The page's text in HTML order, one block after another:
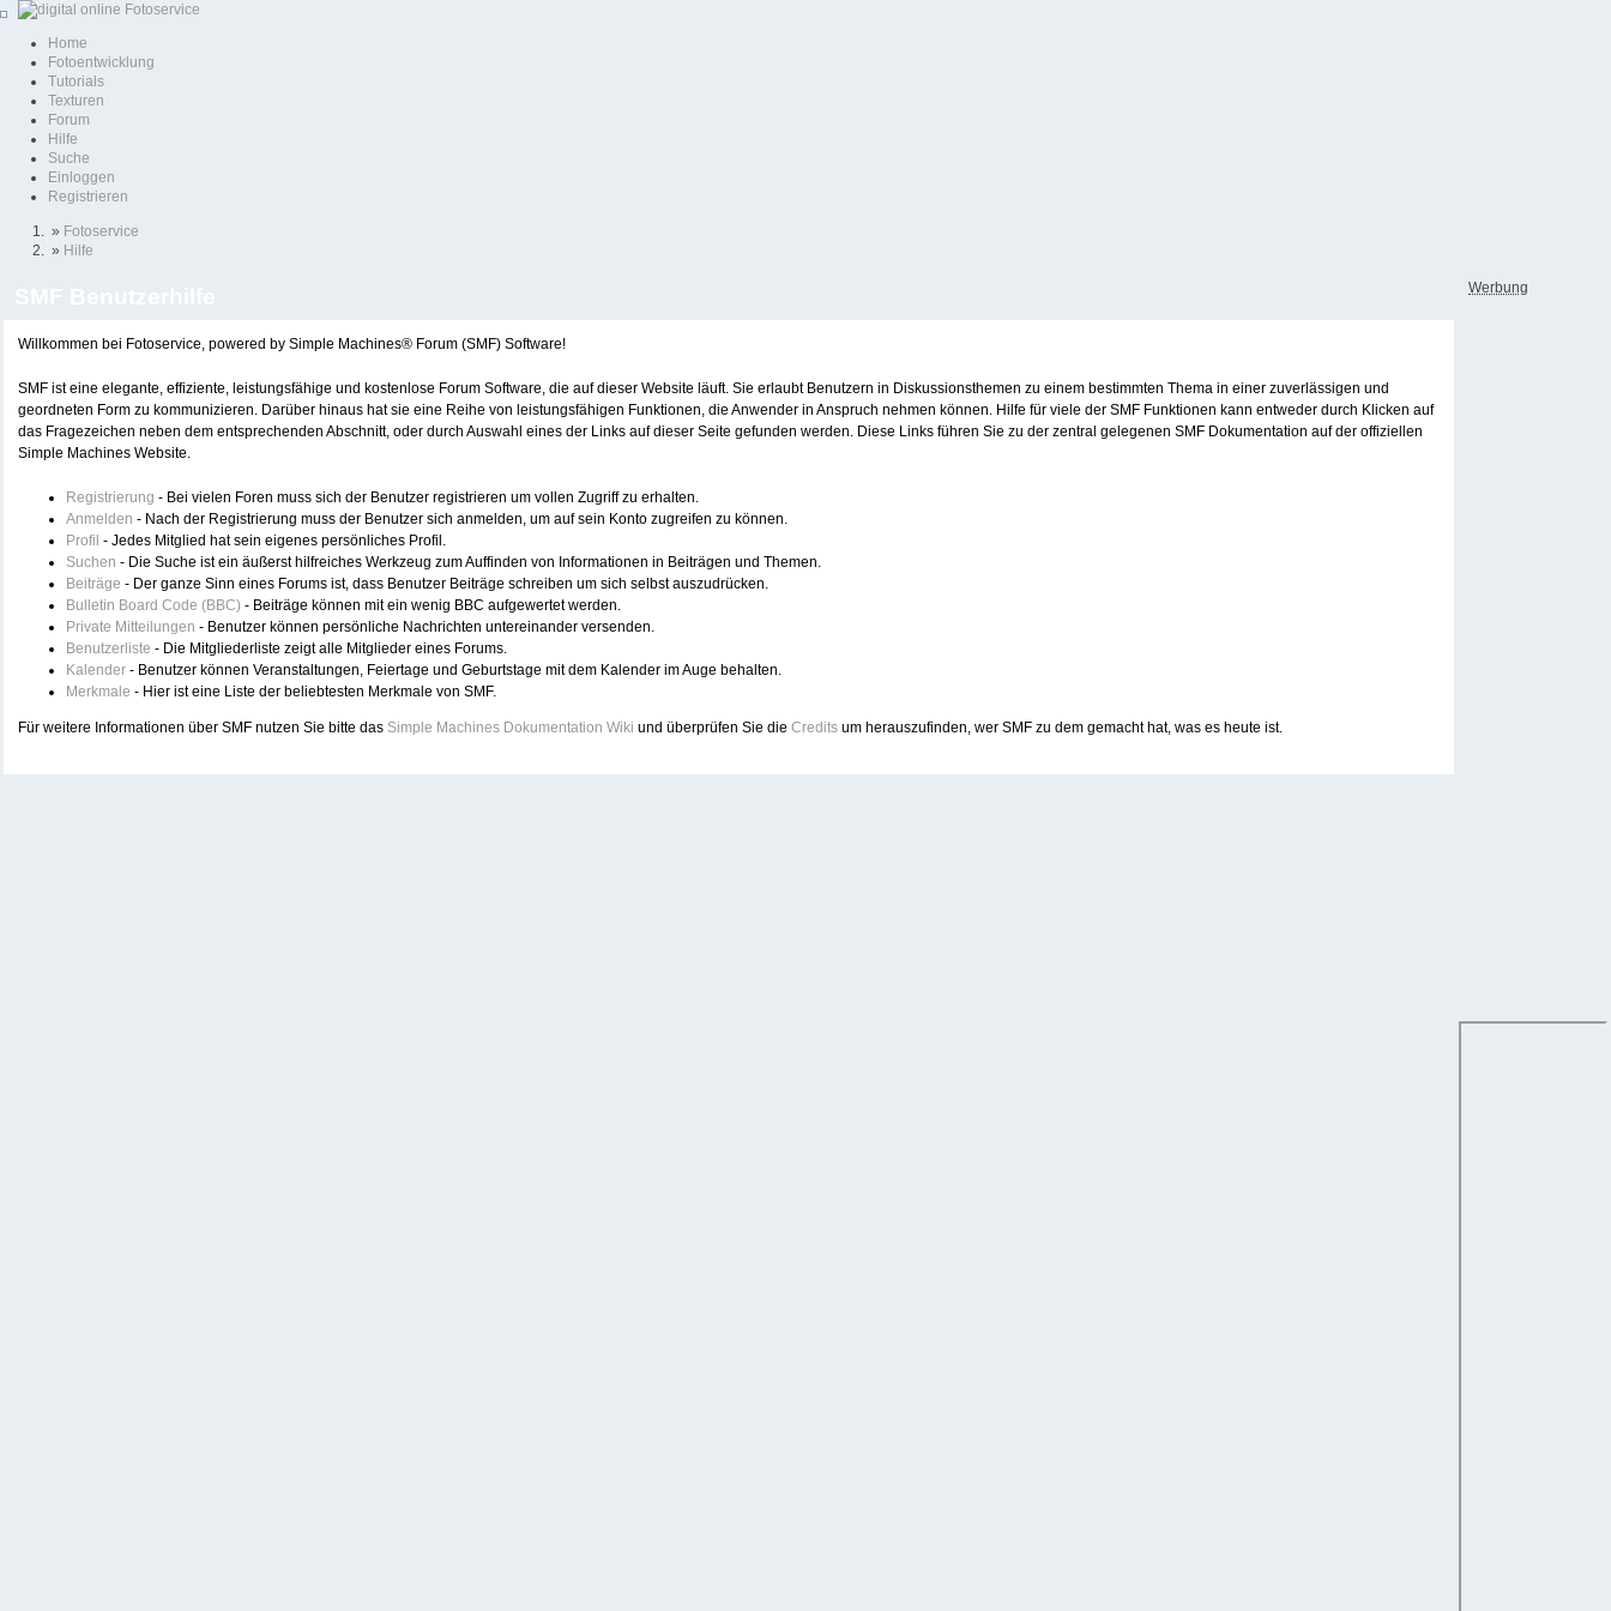
Home
Fotoentwicklung
Tutorials
Texturen
Forum
Hilfe
Suche
Einloggen
Registrieren
» Fotoservice
» Hilfe
Willkommen bei Fotoservice, powered by Simple Machines® Forum (SMF) Software!
SMF ist eine elegante, effiziente, leistungsfähige und kostenlose Forum Software, die auf dieser Website läuft. Sie erlaubt Benutzern in Diskussionsthemen zu einem bestimmten Thema in einer zuverlässigen und
geordneten Form zu kommunizieren. Darüber hinaus hat sie eine Reihe von leistungsfähigen Funktionen, die Anwender in Anspruch nehmen können. Hilfe für viele der SMF Funktionen kann entweder durch Klicken auf
das Fragezeichen neben dem entsprechenden Abschnitt, oder durch Auswahl eines der Links auf dieser Seite gefunden werden. Diese Links führen Sie zu der zentral gelegenen SMF Dokumentation auf der offiziellen
Simple Machines Website.
Registrierung - Bei vielen Foren muss sich der Benutzer registrieren um vollen Zugriff zu erhalten.
Anmelden - Nach der Registrierung muss der Benutzer sich anmelden, um auf sein Konto zugreifen zu können.
Profil - Jedes Mitglied hat sein eigenes persönliches Profil.
Suchen - Die Suche ist ein äußerst hilfreiches Werkzeug zum Auffinden von Informationen in Beiträgen und Themen.
Beiträge - Der ganze Sinn eines Forums ist, dass Benutzer Beiträge schreiben um sich selbst auszudrücken.
Bulletin Board Code (BBC) - Beiträge können mit ein wenig BBC aufgewertet werden.
Private Mitteilungen - Benutzer können persönliche Nachrichten untereinander versenden.
Benutzerliste - Die Mitgliederliste zeigt alle Mitglieder eines Forums.
Kalender - Benutzer können Veranstaltungen, Feiertage und Geburtstage mit dem Kalender im Auge behalten.
Merkmale - Hier ist eine Liste der beliebtesten Merkmale von SMF.
Für weitere Informationen über SMF nutzen Sie bitte das Simple Machines Dokumentation Wiki und überprüfen Sie dieCredits um herauszufinden, wer SMF zu dem gemacht hat, was es heute ist.
Werbung